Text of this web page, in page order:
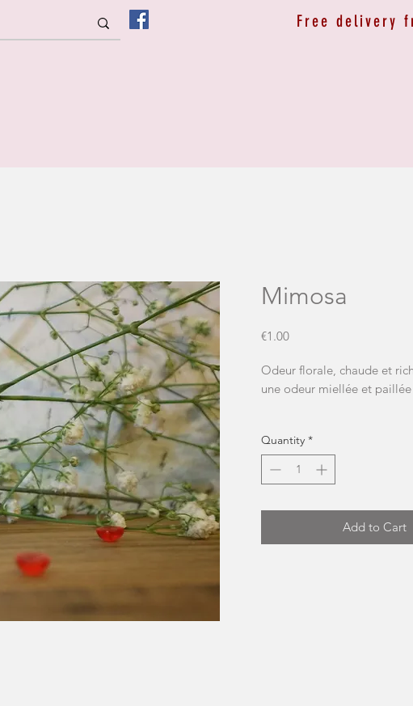
Free delivery
Mimosa
€1.00Price
Odeur florale, chaude et
une odeur miellée et paillée
poids total approximatif de
NB: la forme et la couleur
Quantity *
Add to Cart